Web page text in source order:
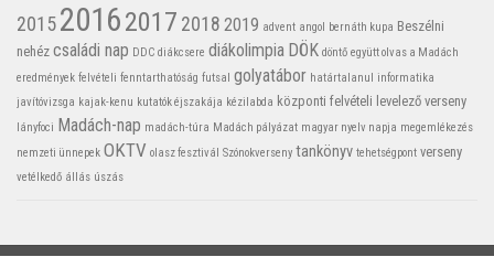
201520162017 2018 2019 advent angol bernáth kupa Beszélni
nehéz családi nap DDC diákcsere diákolimpia DÖK döntő együtt olvas a Madách
eredmények felvételi fenntarthatóság futsal golyatábor határtalanul
informatika
javítóvizsga kajak-kenu kutatók éjszakája kézilabda központi felvételi levelező verseny
lányfoci Madách-nap madách-túra Madách pályázat magyar nyelv napja megemlékezés
nemzeti ünnepek OKTV olasz fesztivál Szónokverseny tankönyv tehetségpont verseny
vetélkedő állás úszás